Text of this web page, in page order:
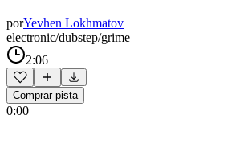
porYevhen Lokhmatov
electronic/dubstep/grime
2:06
Comprar pista
0:00